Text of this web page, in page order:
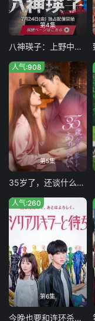
第4集
八神瑛子：上野中央署组织犯罪对策课
第5集
人气:908
35岁了，还谈什么恋爱
第6集
人气:260
今晚也要和连环杀手约会